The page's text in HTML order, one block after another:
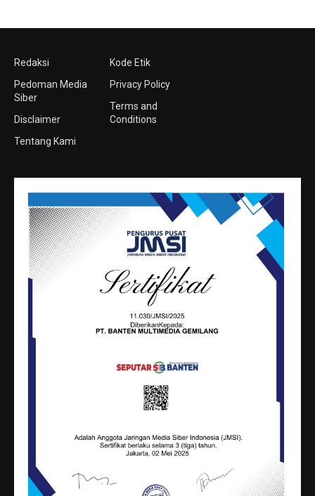
Redaksi
Pedoman Media
Siber
Disclaimer
Tentang Kami
Kode Etik
Privacy Policy
Terms and
Conditions